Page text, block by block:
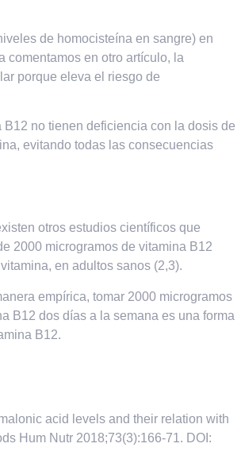
de homocisteína en sangre) en
comentamos en otro artículo, la
porque eleva el riesgo de
no tienen deficiencia con la dosis de
evitando todas las consecuencias
otros estudios científicos que
2000 microgramos de vitamina B12
en adultos sanos (2,3).
empírica, tomar 2000 microgramos
B12 dos días a la semana es una forma
B12.
acid levels and their relation with
Hum Nutr 2018;73(3):166-71. DOI: